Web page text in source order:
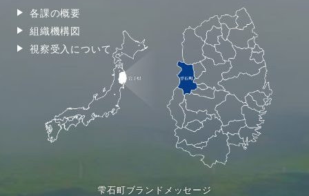
各課の概要
組織機構図
視察受入について
雫石町ブランドメッセージ